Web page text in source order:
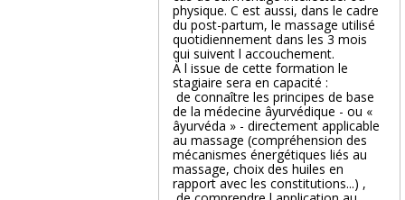
physique. C est aussi, dans le cadre
du post-partum, le massage utilisé
quotidiennement dans les 3 mois
qui suivent l accouchement.
À l issue de cette formation le
stagiaire sera en capacité :
 de connaître les principes de base
de la médecine âyurvédique - ou «
âyurvéda » - directement applicable
au massage (compréhension des
mécanismes énergétiques liés au
massage, choix des huiles en
rapport avec les constitutions...) ,